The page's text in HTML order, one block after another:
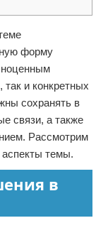
форму
и конкретных
сохранять в
связи, а также
Рассмотрим
темы.
в